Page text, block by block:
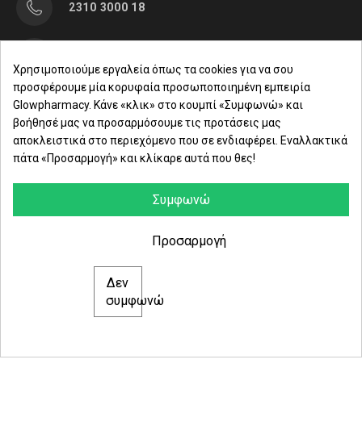
2310 3000 18
Δευ. - Παρ.: 8:00 - 21:00
Σάββατο: 09:00-15:00
ΕΤΑΙΡΕΙΑ
© 2021 glowpharmacy.gr
Χρησιμοποιούμε εργαλεία όπως τα cookies για να σου
προσφέρουμε μία κορυφαία προσωποποιημένη εμπειρία
Glowpharmacy. Κάνε «κλικ» στο κουμπί «Συμφωνώ» και
βοήθησέ μας να προσαρμόσουμε τις προτάσεις μας
αποκλειστικά στο περιεχόμενο που σε ενδιαφέρει. Εναλλακτικά
πάτα «Προσαρμογή» και κλίκαρε αυτά που θες!
Συμφωνώ
Δεν
συμφωνώ
Προσαρμογή